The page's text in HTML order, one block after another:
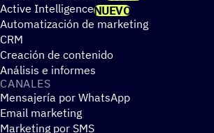
Active IntelligenceNUEVO
Automatización de marketing
CRM
Creación de contenido
Análisis e informes
CANALES
Mensajería por WhatsApp
Email marketing
Marketing por SMS